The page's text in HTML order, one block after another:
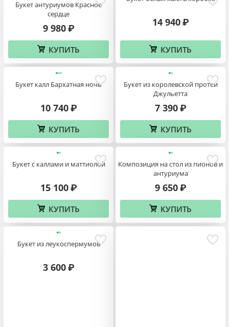
Букет антуриумов Красное
сердце
9 980 ₽
КУПИТЬ
14 940 ₽
КУПИТЬ
Букет калл Бархатная ночь
10 740 ₽
КУПИТЬ
Букет из королевской протеи
Джульетта
7 390 ₽
КУПИТЬ
Букет с каллами и маттиолой
15 100 ₽
КУПИТЬ
Композиция на стол из пионов и
антуриума
9 650 ₽
КУПИТЬ
Букет из леукоспермумов
3 600 ₽